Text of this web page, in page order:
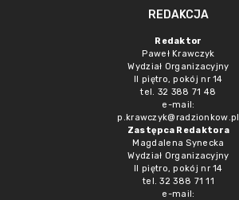
REDAKCJA
Redaktor
Paweł Krawczyk
Wydział Organizacyjny
II piętro, pokój nr 14
tel. 32 388 71 48
e-mail:
p.krawczyk@radzionkow.pl
Zastępca Redaktora
Magdalena Synecka
Wydział Organizacyjny
II piętro, pokój nr 14
tel. 32 388 71 11
e-mail: